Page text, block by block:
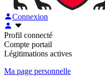
Connexion
Profil connecté
Compte portail
Légitimations actives
Ma page personnelle